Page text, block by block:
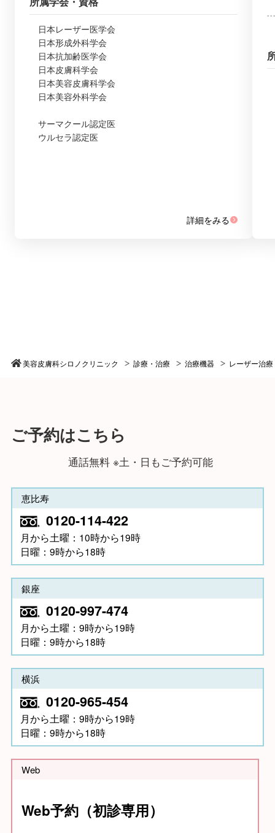
日本レーザー医学会
日本形成外科学会
日本抗加齢医学会
日本皮膚科学会
日本美容皮膚科学会
日本美容外科学会
サーマクール認定医
ウルセラ認定医
詳細をみる
美容皮膚科シロノクリニック 診療・治療 治療機器 レーザー治療
ご予約はこちら
通話無料 ※土・日もご予約可能
恵比寿
0120-114-422
月から土曜：10時から19時
日曜：9時から18時
銀座
0120-997-474
月から土曜：9時から19時
日曜：9時から18時
横浜
0120-965-454
月から土曜：9時から19時
日曜：9時から18時
Web
Web予約（初診専用）